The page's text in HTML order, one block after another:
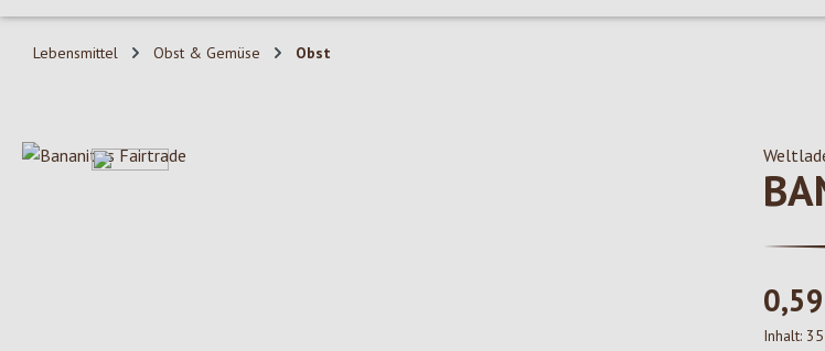
Lebensmittel Obst & Gemüse Obst
Bildergalerie überspringen
Inhalt: